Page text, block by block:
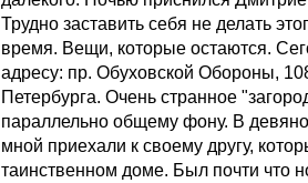
Трудно заставить себя не делать
время. Вещи, которые остаются.
адресу: пр. Обуховской Обороны,
Петербурга. Очень странное
параллельно общему фону. В
мной приехали к своему другу,
таинственном доме. Был почти что